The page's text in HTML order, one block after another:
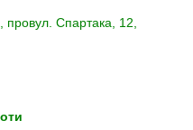
провул. Спартака, 12,